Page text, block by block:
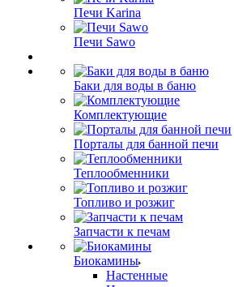
Печи Karina
Печи Sawo
Баки для воды в баню
Комплектующие
Порталы для банной печи
Теплообменники
Топливо и розжиг
Запчасти к печам
Биокамины
Настенные